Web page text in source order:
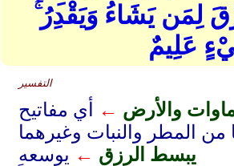
لِمَن يَشَاءُ وَيَقْدِرُ
عَلِيمٌ
التفسير
والأرض ←
أي مفاتيح
من المطر والنبات وغيرهما
يبسط الرزق ← يوسعه